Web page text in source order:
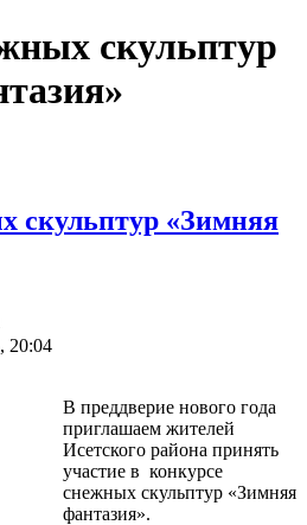
скульптур
скульптур «Зимняя
20:04
В преддверие нового года
приглашаем жителей
Исетского района принять
участие в конкурсе
снежных скульптур «Зимняя
фантазия».